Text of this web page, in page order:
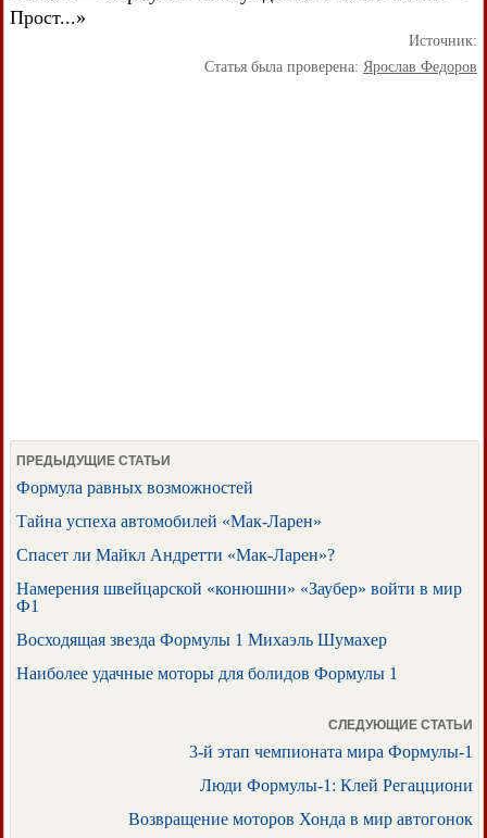
Прост...»
Источник:
Статья была проверена: Ярослав Федоров
ПРЕДЫДУЩИЕ СТАТЬИ
Формула равных возможностей
Тайна успеха автомобилей «Мак-Ларен»
Спасет ли Майкл Андретти «Мак-Ларен»?
Намерения швейцарской «конюшни» «Заубер» войти в мир
Ф1
Восходящая звезда Формулы 1 Михаэль Шумахер
Наиболее удачные моторы для болидов Формулы 1
СЛЕДУЮЩИЕ СТАТЬИ
3-й этап чемпионата мира Формулы-1
Люди Формулы-1: Клей Регацциони
Возвращение моторов Хонда в мир автогонок